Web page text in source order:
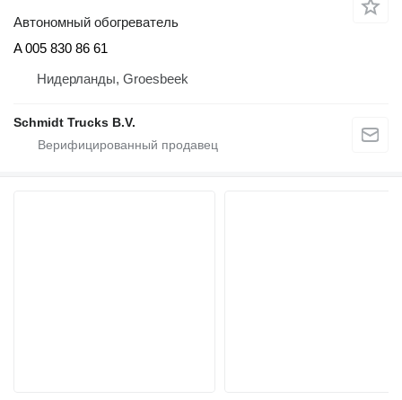
Автономный обогреватель
A 005 830 86 61
Нидерланды, Groesbeek
Schmidt Trucks B.V.